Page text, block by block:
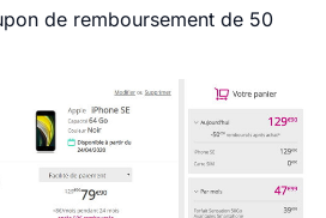
de remboursement de 50